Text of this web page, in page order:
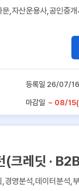
,자산운용사,공인중
등록일 26/07/16
마감일 ~ 08/15(
(크레딧 ·
경영분석,데이터분석,